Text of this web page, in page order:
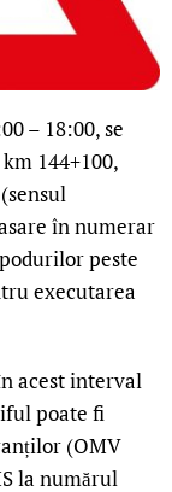
– 18:00, se
144+100,
în numerar
peste
executarea
acest interval
poate fi
(OMV
la numărul